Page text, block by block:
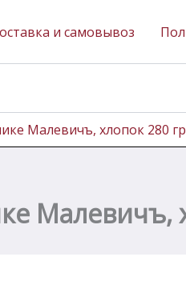
и самовывоз
Малевичъ, хлопок 280
Малевичъ,